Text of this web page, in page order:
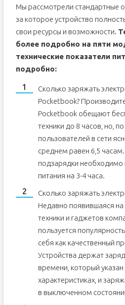
Мы рассмотрели стандартные
за которое устройство
свои ресурсы и возможности.
более подробно на пяти
технические показатели
подробно:
Сколько заряжать
Pocketbook?
Pocketbook обещают
техники до 8 часов, но,
пользователей в сети
среднем равен 6,5
подзарядки необходимо
питания на 3-4 часа.
Сколько заряжать
Недавно появившаяся
техники и гаджетов
пользуется
себя как качественный
Устройства держат
времени, который указан
характеристиках, и
в выключенном